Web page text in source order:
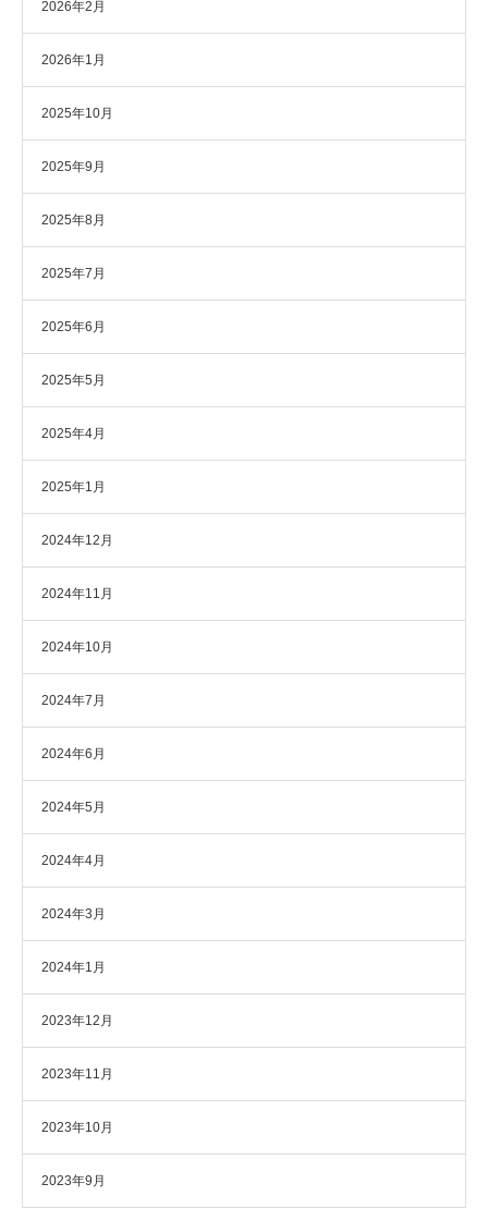
2026年2月
2026年1月
2025年10月
2025年9月
2025年8月
2025年7月
2025年6月
2025年5月
2025年4月
2025年1月
2024年12月
2024年11月
2024年10月
2024年7月
2024年6月
2024年5月
2024年4月
2024年3月
2024年1月
2023年12月
2023年11月
2023年10月
2023年9月